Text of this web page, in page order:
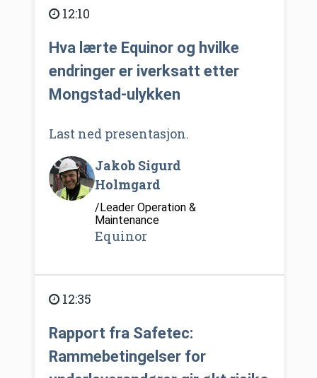
12:10
Hva lærte Equinor og hvilke
endringer er iverksatt etter
Mongstad-ulykken
Last ned presentasjon.
Jakob Sigurd
Holmgard
/Leader Operation &
Maintenance
Equinor
12:35
Rapport fra Safetec:
Rammebetingelser for